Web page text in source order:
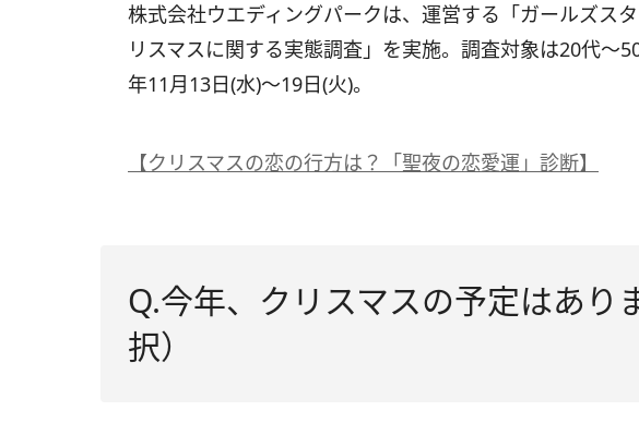
株式会社ウエディングパークは、運営する「ガールズス
リスマスに関する実態調査」を実施。調査対象は20代～
年11月13日(水)～19日(火)。
【クリスマスの恋の行方は？「聖夜の恋愛運」診断】
Q.今年、クリスマスの予定はあり
択）